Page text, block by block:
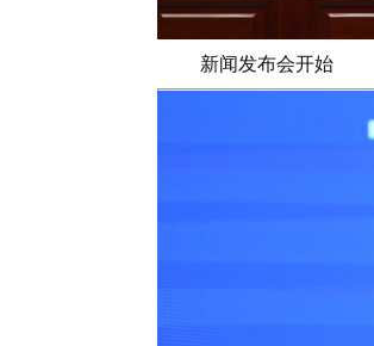
新闻发布会开始